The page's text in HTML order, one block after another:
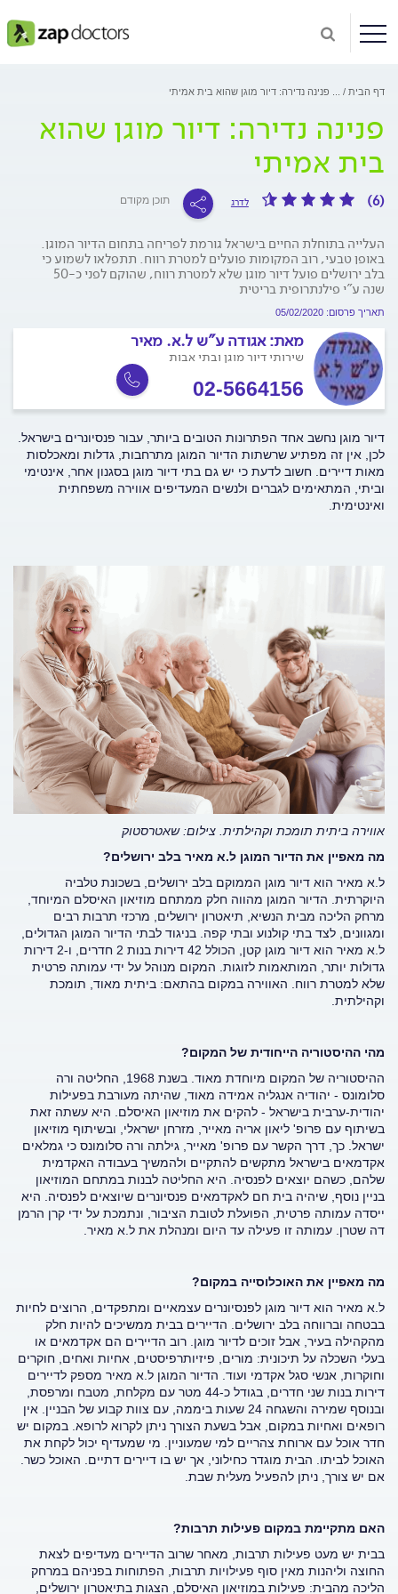
דף הבית פנינה נדירה: דיור מוגן שהוא בית אמיתי
פנינה נדירה: דיור מוגן שהוא
בית אמיתי
(6) לדרג תוכן מקודם
העלייה בתוחלת החיים בישראל גורמת לפריחה בתחום הדיור המוגן.
באופן טבעי, רוב המקומות פועלים למטרת רווח. תתפלאו לשמוע כי
בלב ירושלים פועל דיור מוגן שלא למטרת רווח, שהוקם לפני כ-50
שנה ע"י פילנתרופית בריטית
תאריך פרסום: 05/02/2020
מאת: אגודה ע"ש ל.א. מאיר
שירותי דיור מוגן ובתי אבות
02-5664156
דיור מוגן נחשב אחד הפתרונות הטובים ביותר, עבור פנסיונרים בישראל.
לכן, אין זה מפתיע שרשתות הדיור המוגן מתרחבות, גדלות ומאכלסות
מאות דיירים. חשוב לדעת כי יש גם בתי דיור מוגן בסגנון אחר, אינטימי
וביתי, המתאימים לגברים ולנשים המעדיפים אווירה משפחתית
ואינטימית.
אווירה ביתית תומכת וקהילתית. צילום: שאטרסטוק
מה מאפיין את הדיור המוגן ל.א מאיר בלב ירושלים?
ל.א מאיר הוא דיור מוגן הממוקם בלב ירושלים, בשכונת טלביה
היוקרתית. הדיור המוגן מהווה חלק ממתחם מוזיאון האיסלם המיוחד,
מרחק הליכה מבית הנשיא, תיאטרון ירושלים, מרכזי תרבות רבים
ומגוונים, לצד בתי קולנוע ובתי קפה. בניגוד לבתי הדיור המוגן הגדולים,
ל.א מאיר הוא דיור מוגן קטן, הכולל 42 דירות בנות 2 חדרים, ו-2 דירות
גדולות יותר, המותאמות לזוגות. המקום מנוהל על ידי עמותה פרטית
שלא למטרת רווח. האווירה במקום בהתאם: ביתית מאוד, תומכת
וקהילתית.
מהי ההיסטוריה הייחודית של המקום?
ההיסטוריה של המקום מיוחדת מאוד. בשנת 1968, החליטה ורה
סלומונס - יהודיה אנגליה אמידה מאוד, שהיתה מעורבת בפעילות
יהודית-ערבית בישראל - להקים את מוזיאון האיסלם. היא עשתה זאת
בשיתוף עם פרופ' ליאון אריה מאייר, מזרחן ישראלי, ובשיתוף מוזיאון
ישראל. כך, דרך הקשר עם פרופ' מאייר, גילתה ורה סלומונס כי גמלאים
אקדמאים בישראל מתקשים להתקיים ולהמשיך בעבודה האקדמית
שלהם, כשהם יוצאים לפנסיה. היא החליטה לבנות במתחם המוזיאון
בניין נוסף, שיהיה בית חם לאקדמאים פנסיונרים שיוצאים לפנסיה. היא
ייסדה עמותה פרטית, הפועלת לטובת הציבור, ונתמכת על ידי קרן הרמן
דה שטרן. עמותה זו פעילה עד היום ומנהלת את ל.א מאיר.
מה מאפיין את האוכלוסייה במקום?
ל.א מאיר הוא דיור מוגן לפנסיונרים עצמאיים ומתפקדים, הרוצים לחיות
בבטחה וברווחה בלב ירושלים. הדיירים בבית ממשיכים להיות חלק
מהקהילה בעיר, אבל זוכים לדיור מוגן. רוב הדיירים הם אקדמאים או
בעלי השכלה על תיכונית: מורים, פיזיותרפיסטים, אחיות ואחים, חוקרים
וחוקרות, אנשי סגל אקדמי ועוד. הדיור המוגן ל.א מאיר מספק לדיירים
דירות בנות שני חדרים, בגודל כ-44 מטר עם מקלחת, מטבח ומרפסת,
ובנוסף שמירה והשגחה 24 שעות ביממה, עם צוות קבוע של הבניין. אין
רופאים ואחיות במקום, אבל בשעת הצורך ניתן לקרוא לרופא. במקום יש
חדר אוכל עם ארוחת צהריים למי שמעוניין. מי שמעדיף יכול לקחת את
האוכל לביתו. הבית מוגדר כחילוני, אך יש בו דיירים דתיים. האוכל כשר.
אם יש צורך, ניתן להפעיל מעלית שבת.
האם מתקיימת במקום פעילות תרבות?
בבית יש מעט פעילות תרבות, מאחר שרוב הדיירים מעדיפים לצאת
החוצה וליהנות מאין סוף פעילויות תרבות, הפתוחות בפניהם במרחק
הליכה מהבית: פעילות במוזיאון האיסלם, הצגות בתיאטרון ירושלים,